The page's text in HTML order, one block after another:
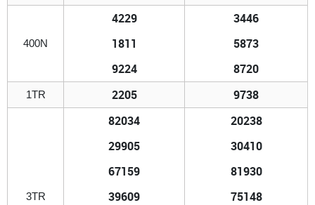
400N
4229
1811
9224
3446
5873
8720
1TR 2205 9738
3TR
82034
29905
67159
39609
20238
30410
81930
75148